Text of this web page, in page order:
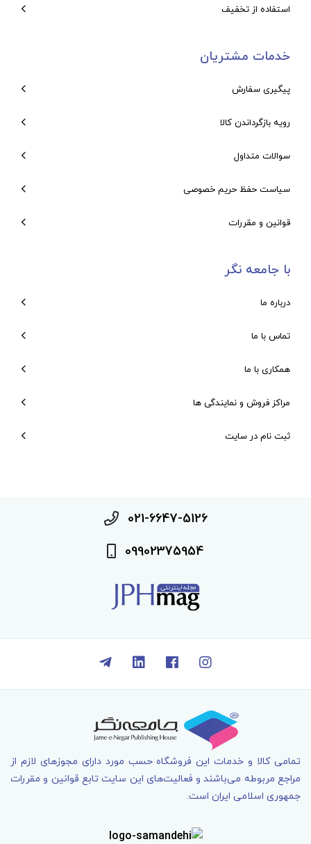
استفاده از تخفیف
خدمات مشتریان
پیگیری سفارش
رویه بازگرداندن کالا
سوالات متداول
سیاست حفظ حریم خصوصی
قوانین و مقررات
با جامعه نگر
درباره ما
تماس با ما
همکاری با ما
مراکز فروش و نمایندگی ها
ثبت نام در سایت
021-6647-5126
09902375954
تمامی کالا و خدمات اين فروشگاه حسب مورد دارای مجوزهای لازم از
مراجع مربوطه می‌باشند و فعاليت‌های اين سايت تابع قوانين و مقررات
جمهوری اسلامی ايران است.